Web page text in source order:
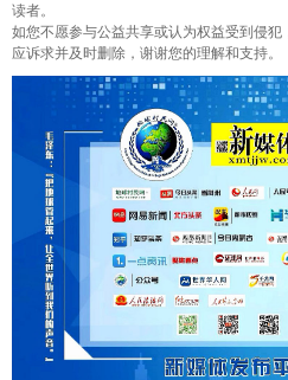
读者。
如您不愿参与公益共享或认为权益受到侵
应诉求并及时删除，谢谢您的理解和支持。